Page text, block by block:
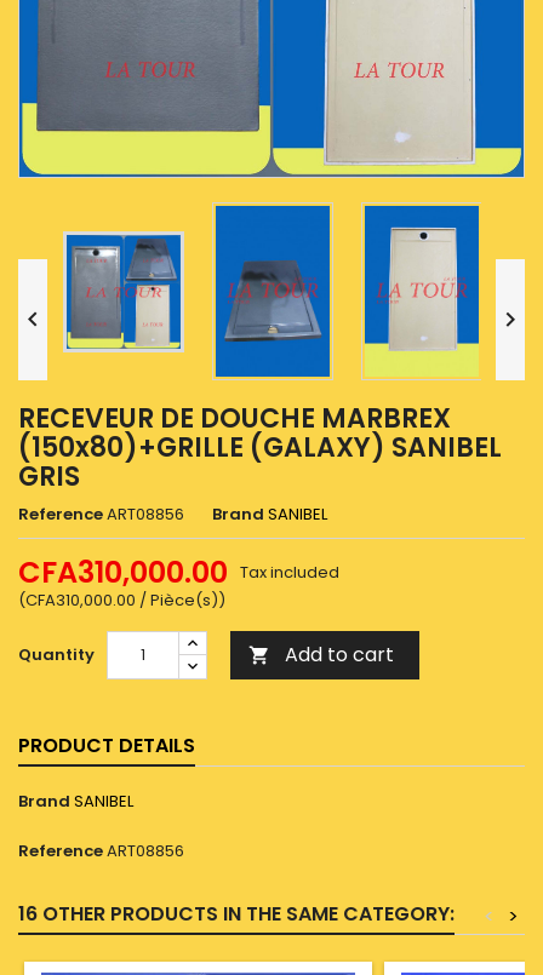
 
RECEVEUR DE DOUCHE MARBREX
(150x80)+GRILLE (GALAXY) SANIBEL
GRIS
ReferenceART08856 Brand SANIBEL
CFA310,000.00
(CFA310,000.00 / Pièce(s))
Tax included
Quantity  Add to cart
PRODUCT DETAILS
Brand SANIBEL
ReferenceART08856
16 OTHER PRODUCTS IN THE SAME CATEGORY: >
<